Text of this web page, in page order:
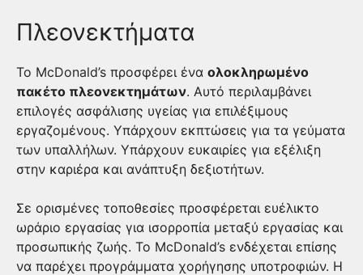
Πλεονεκτήματα
Το McDonald’s προσφέρει ένα ολοκληρωμένο
πακέτο πλεονεκτημάτων. Αυτό περιλαμβάνει
επιλογές ασφάλισης υγείας για επιλέξιμους
εργαζομένους. Υπάρχουν εκπτώσεις για τα γεύματα
των υπαλλήλων. Υπάρχουν ευκαιρίες για εξέλιξη
στην καριέρα και ανάπτυξη δεξιοτήτων.
Σε ορισμένες τοποθεσίες προσφέρεται ευέλικτο
ωράριο εργασίας για ισορροπία μεταξύ εργασίας και
προσωπικής ζωής. Το McDonald’s ενδέχεται επίσης
να παρέχει προγράμματα χορήγησης υποτροφιών. Η